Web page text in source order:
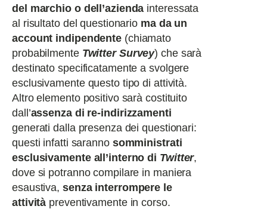
del marchio o dell’azienda interessata
al risultato del questionario ma da un
account indipendente (chiamato
probabilmente Twitter Survey) che sarà
destinato specificatamente a svolgere
esclusivamente questo tipo di attività.
Altro elemento positivo sarà costituito
dall’assenza di re-indirizzamenti
generati dalla presenza dei questionari:
questi infatti saranno somministrati
esclusivamente all’interno di Twitter,
dove si potranno compilare in maniera
esaustiva, senza interrompere le
attività preventivamente in corso.